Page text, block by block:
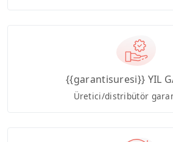
{{garantisuresi}} YIL
Üretici/distribütör